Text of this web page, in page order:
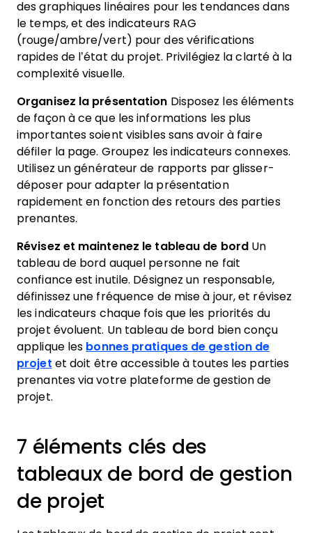
des graphiques linéaires pour les tendances dans
le temps, et des indicateurs RAG
(rouge/ambre/vert) pour des vérifications
rapides de l’état du projet. Privilégiez la clarté à la
complexité visuelle.
Organisez la présentation Disposez les éléments
de façon à ce que les informations les plus
importantes soient visibles sans avoir à faire
défiler la page. Groupez les indicateurs connexes.
Utilisez un générateur de rapports par glisser-
déposer pour adapter la présentation
rapidement en fonction des retours des parties
prenantes.
Révisez et maintenez le tableau de bord Un
tableau de bord auquel personne ne fait
confiance est inutile. Désignez un responsable,
définissez une fréquence de mise à jour, et révisez
les indicateurs chaque fois que les priorités du
projet évoluent. Un tableau de bord bien conçu
applique les bonnes pratiques de gestion de
projet et doit être accessible à toutes les parties
prenantes via votre plateforme de gestion de
projet.
7 éléments clés des
tableaux de bord de gestion
de projet